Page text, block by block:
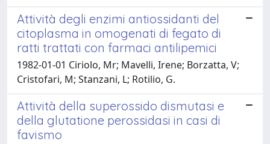
Attività degli enzimi antiossidanti del
citoplasma in omogenati di fegato di
ratti trattati con farmaci antilipemici
1982-01-01 Ciriolo, Mr; Mavelli, Irene; Borzatta, V;
Cristofari, M; Stanzani, L; Rotilio, G.
Attività della superossido dismutasi e
della glutatione perossidasi in casi di
favismo